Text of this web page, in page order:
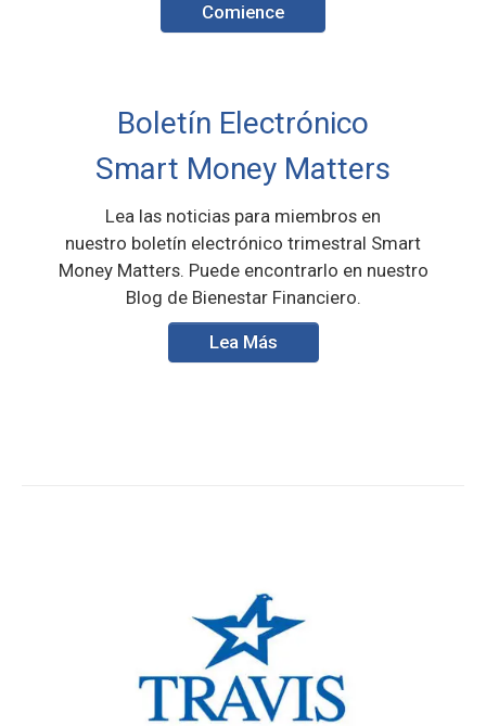
Comience
Boletín Electrónico
Smart Money Matters
Lea las noticias para miembros en
nuestro boletín electrónico trimestral Smart
Money Matters. Puede encontrarlo en nuestro
Blog de Bienestar Financiero.
Lea Más